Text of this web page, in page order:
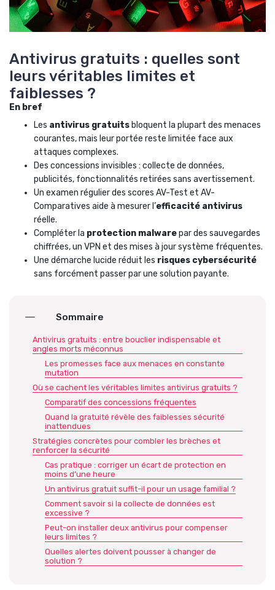
Antivirus gratuits : quelles sont
leurs véritables limites et
faiblesses ?
En bref
Les antivirus gratuits bloquent la plupart des menaces
courantes, mais leur portée reste limitée face aux
attaques complexes.
Des concessions invisibles : collecte de données,
publicités, fonctionnalités retirées sans avertissement.
Un examen régulier des scores AV-Test et AV-
Comparatives aide à mesurer l’efficacité antivirus
réelle.
Compléter la protection malwarepar des sauvegardes
chiffrées, un VPN et des mises à jour système fréquentes.
Une démarche lucide réduit les risques cybersécurité
sans forcément passer par une solution payante.
Sommaire
Antivirus gratuits : entre bouclier indispensable et
angles morts méconnus
Les promesses face aux menaces en constante
mutation
Où se cachent les véritables limites antivirus gratuits ?
Comparatif des concessions fréquentes
Quand la gratuité révèle des faiblesses sécurité
inattendues
Stratégies concrètes pour combler les brèches et
renforcer la sécurité
Cas pratique : corriger un écart de protection en
moins d’une heure
Un antivirus gratuit suffit-il pour un usage familial ?
Comment savoir si la collecte de données est
excessive ?
Peut-on installer deux antivirus pour compenser
leurs limites ?
Quelles alertes doivent pousser à changer de
solution ?